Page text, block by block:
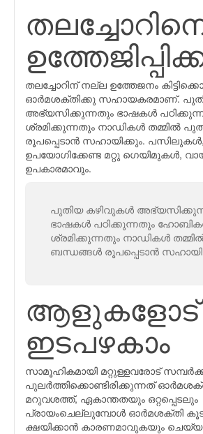
തലച്ചോറിന് നല്ല ഉത്തേജനം
ഓർമശക്തിക്കു സഹായകരമാണ്.
അഭ്യസിക്കുന്നതും ഭാഷകള്‍
ശ്രമിക്കുന്നതും നാഡികൾ തമ്മിൽ
രൂപപ്പെടാൻ സഹായിക്കും.
ഉപയോഗിക്കേണ്ട മറ്റു ഗെയിമുകൾ,
ഉപകാരമാവും.
പുതിയ കഴിവുകള്‍
ഭാഷകള്‍ പഠിക്കുന്നതും
ശ്രമിക്കുന്നതും നാഡികൾ
ബന്ധങ്ങൾ രൂപപ്പെടാൻ
ആളുകളോട്
ഇടപഴകാം
സാമൂഹികമായി മറ്റുള്ളവരോട്
പുലര്‍ത്തിക്കൊണ്ടിരിക്കുന്നത്
മറുവശത്ത്, ഏകാന്തതയും ഒറ്റപ്പെടലും
പ്രായംചെല്ലുമ്പോള്‍ ഓർമശക്തി
ക്ഷയിക്കാൻ കാരണമാവുകയും